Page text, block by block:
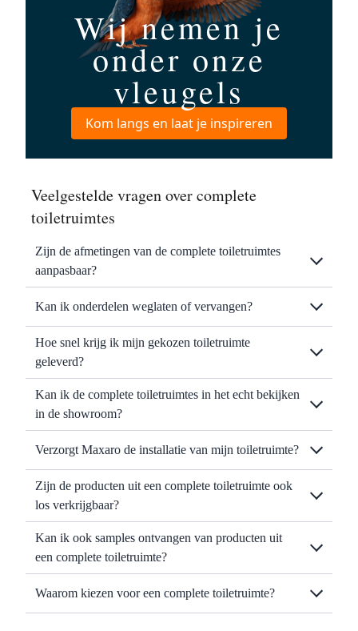
Wij nemen je
onder onze
vleugels
Kom langs en laat je inspireren
Veelgestelde vragen over complete
toiletruimtes
Zijn de afmetingen van de complete toiletruimtes
aanpasbaar?
Kan ik onderdelen weglaten of vervangen?
Hoe snel krijg ik mijn gekozen toiletruimte
geleverd?
Kan ik de complete toiletruimtes in het echt bekijken
in de showroom?
Verzorgt Maxaro de installatie van mijn toiletruimte?
Zijn de producten uit een complete toiletruimte ook
los verkrijgbaar?
Kan ik ook samples ontvangen van producten uit
een complete toiletruimte?
Waarom kiezen voor een complete toiletruimte?